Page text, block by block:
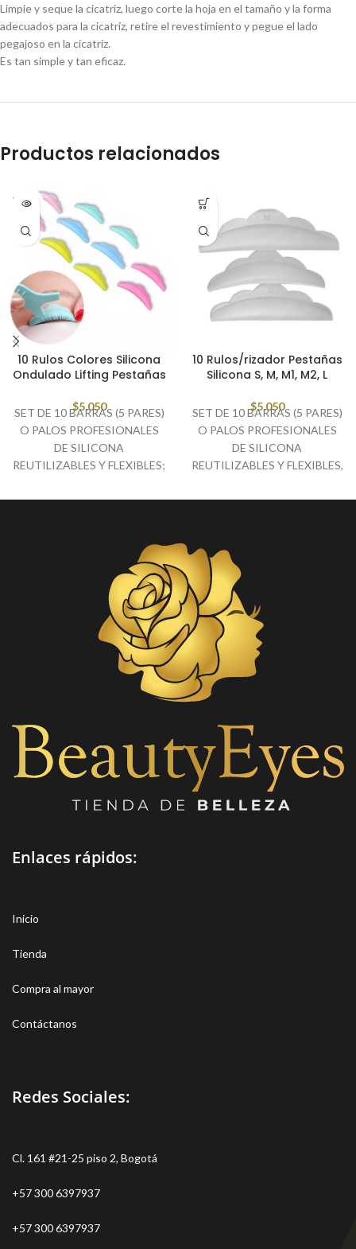
Limpie y seque la cicatriz, luego corte la hoja en el tamaño y la forma
adecuados para la cicatriz, retire el revestimiento y pegue el lado
pegajoso en la cicatriz.
Es tan simple y tan eficaz.
Productos relacionados
SOLD
OUT
10 Rulos Colores Silicona
Ondulado Lifting Pestañas
$5,050
SET DE 10 BARRAS (5 PARES)
O PALOS PROFESIONALES
DE SILICONA
REUTILIZABLES Y FLEXIBLES;
(PEQUEÑO-PEQUEÑO (SS)
10 Rulos/rizador Pestañas
Silicona S, M, M1, M2, L
$5,050
SET DE 10 BARRAS (5 PARES)
O PALOS PROFESIONALES
DE SILICONA
REUTILIZABLES Y FLEXIBLES,
ONDULADO/RIZADO/LIFTING
Enlaces rápidos:
Inicio
Tienda
Compra al mayor
Contáctanos
Redes Sociales:
Cl. 161 #21-25 piso 2, Bogotá
+57 300 6397937
+57 300 6397937